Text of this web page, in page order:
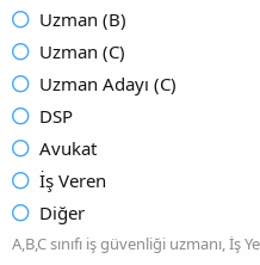
Uzman (B)
Uzman (C)
Uzman Adayı (C)
DSP
Avukat
İş Veren
Diğer
A,B,C sınıfı iş güvenliği uzmanı, İş